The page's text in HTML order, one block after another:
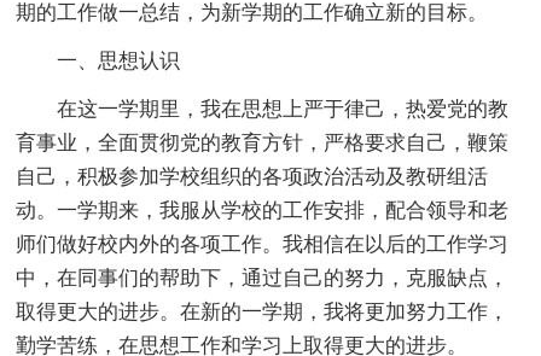
期的工作做一总结，为新学期的工作确立新的目标。
一、思想认识
在这一学期里，我在思想上严于律己，热爱党的教
育事业，全面贯彻党的教育方针，严格要求自己，鞭策
自己，积极参加学校组织的各项政治活动及教研组活
动。一学期来，我服从学校的工作安排，配合领导和老
师们做好校内外的各项工作。我相信在以后的工作学习
中，在同事们的帮助下，通过自己的努力，克服缺点，
取得更大的进步。在新的一学期，我将更加努力工作，
勤学苦练，在思想工作和学习上取得更大的进步。